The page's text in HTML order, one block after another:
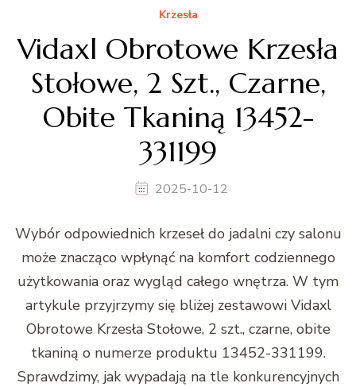
Krzesła
Vidaxl Obrotowe Krzesła
Stołowe, 2 Szt., Czarne,
Obite Tkaniną 13452-
331199
2025-10-12
Wybór odpowiednich krzeseł do jadalni czy salonu
może znacząco wpłynąć na komfort codziennego
użytkowania oraz wygląd całego wnętrza. W tym
artykule przyjrzymy się bliżej zestawowi Vidaxl
Obrotowe Krzesła Stołowe, 2 szt., czarne, obite
tkaniną o numerze produktu 13452-331199.
Sprawdzimy, jak wypadają na tle konkurencyjnych